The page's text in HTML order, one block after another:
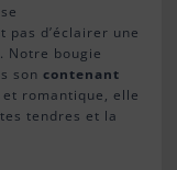
pas d’éclairer une
Notre bougie
son contenant
romantique, elle
tendres et la